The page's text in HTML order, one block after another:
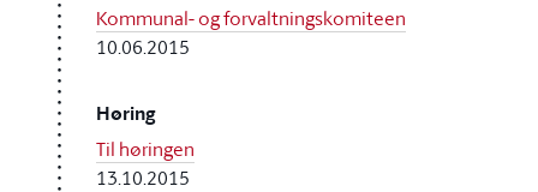
Kommunal- og forvaltningskomiteen
10.06.2015
Høring
Til høringen
13.10.2015